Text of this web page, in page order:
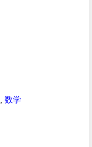
,数学